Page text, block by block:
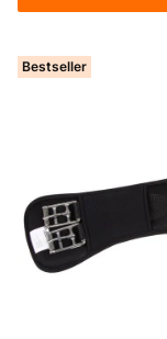
Bestseller